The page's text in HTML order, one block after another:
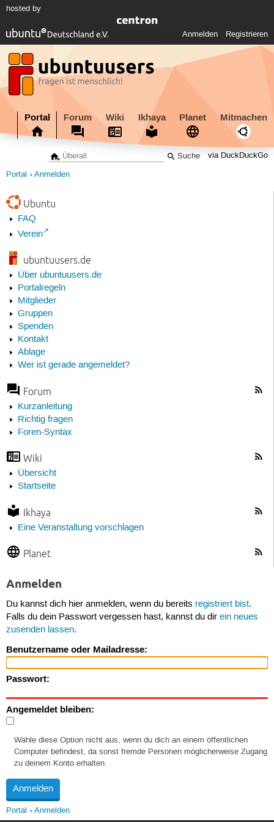
hosted by
Anmelden Registrieren
Portal Forum Wiki Ikhaya Planet Mitmachen
via DuckDuckGo
Portal Anmelden
Ubuntu
FAQ
Verein
ubuntuusers.de
Über ubuntuusers.de
Portalregeln
Mitglieder
Gruppen
Spenden
Kontakt
Ablage
Wer ist gerade angemeldet?
Forum
Kurzanleitung
Richtig fragen
Foren-Syntax
Wiki
Übersicht
Startseite
Ikhaya
Eine Veranstaltung vorschlagen
Planet
Anmelden
Du kannst dich hier anmelden, wenn du bereits registriert bist.
Falls du dein Passwort vergessen hast, kannst du dir ein neues
zusenden lassen.
Benutzername oder Mailadresse:
Passwort:
Angemeldet bleiben:
Wähle diese Option nicht aus, wenn du dich an einem öffentlichen
Computer befindest, da sonst fremde Personen möglicherweise Zugang
zu deinem Konto erhalten.
Portal Anmelden